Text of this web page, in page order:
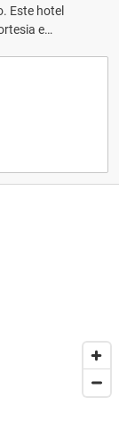
Este hotel
e
e equipe